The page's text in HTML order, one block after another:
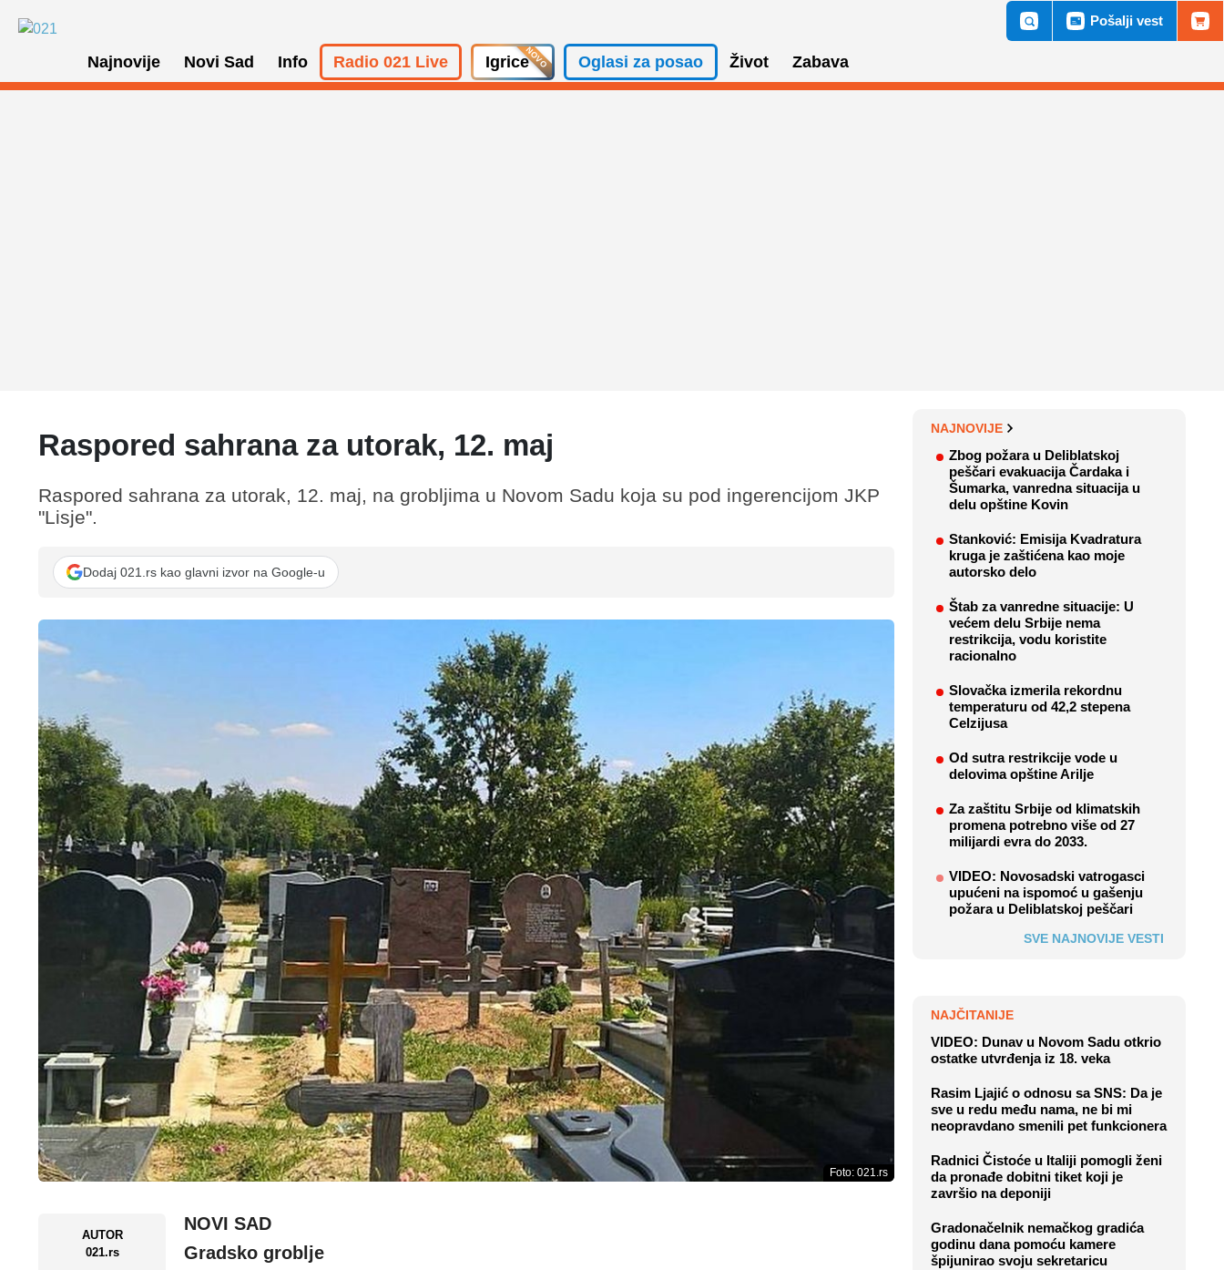
Najnovije Novi Sad Info Radio 021 Live Igrice Oglasi za posao Život Zabava
Pošalji vest
Raspored sahrana za utorak, 12. maj
AUTOR
021.rs
Raspored sahrana za utorak, 12. maj, na grobljima u Novom Sadu koja su pod ingerencijom JKP
"Lisje".
Dodaj 021.rs kao glavni izvor na Google-u
Foto: 021.rs
NOVI SAD
Gradsko groblje
NAJNOVIJE
Zbog požara u Deliblatskoj
peščari evakuacija Čardaka i
Šumarka, vanredna situacija u
delu opštine Kovin
Stanković: Emisija Kvadratura
kruga je zaštićena kao moje
autorsko delo
Štab za vanredne situacije: U
većem delu Srbije nema
restrikcija, vodu koristite
racionalno
Slovačka izmerila rekordnu
temperaturu od 42,2 stepena
Celzijusa
Od sutra restrikcije vode u
delovima opštine Arilje
Za zaštitu Srbije od klimatskih
promena potrebno više od 27
milijardi evra do 2033.
VIDEO: Novosadski vatrogasci
upućeni na ispomoć u gašenju
požara u Deliblatskoj peščari
SVE NAJNOVIJE VESTI
NAJČITANIJE
VIDEO: Dunav u Novom Sadu otkrio
ostatke utvrđenja iz 18. veka
Rasim Ljajić o odnosu sa SNS: Da je
sve u redu među nama, ne bi mi
neopravdano smenili pet funkcionera
Radnici Čistoće u Italiji pomogli ženi
da pronađe dobitni tiket koji je
završio na deponiji
Gradonačelnik nemačkog gradića
godinu dana pomoću kamere
špijunirao svoju sekretaricu